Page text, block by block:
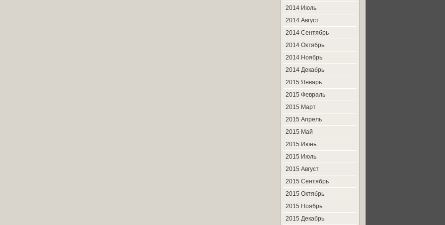
2014 Июль
2014 Август
2014 Сентябрь
2014 Октябрь
2014 Ноябрь
2014 Декабрь
2015 Январь
2015 Февраль
2015 Март
2015 Апрель
2015 Май
2015 Июнь
2015 Июль
2015 Август
2015 Сентябрь
2015 Октябрь
2015 Ноябрь
2015 Декабрь